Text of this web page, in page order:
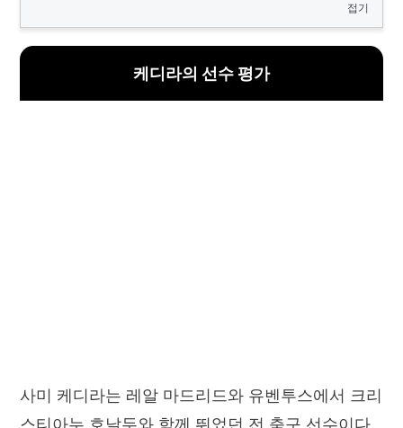
접기
케디라의 선수 평가
사미 케디라는 레알 마드리드와 유벤투스에서 크리
스티아누 호날두와 함께 뛰었던 전 축구 선수이다.